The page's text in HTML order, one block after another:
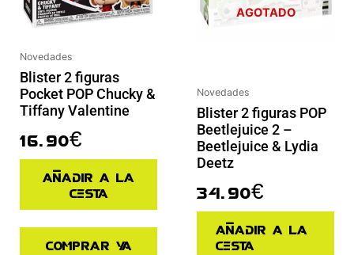
Novedades
Blister 2 figuras
Pocket POP Chucky &
Tiffany Valentine
16.90€
Añadir a la
cesta
Comprar ya
AGOTADO
Novedades
Blister 2 figuras POP
Beetlejuice 2 –
Beetlejuice & Lydia
Deetz
34.90€
Añadir a la
cesta